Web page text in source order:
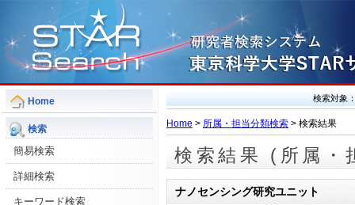
Home
検索
簡易検索
詳細検索
キーワード検索
検索対象
Home > 所属・担当分類検索 > 検索結果
検索結果 (所属・
ナノセンシング研究ユニット